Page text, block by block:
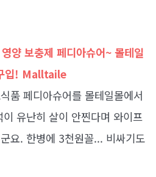
양 보충제 페디아슈어~ 몰테일
입! Malltaile
품 페디아슈어를 몰테일몰에서
유난히 살이 안찐다며 와이프
요. 한병에 3천원꼴... 비싸기도